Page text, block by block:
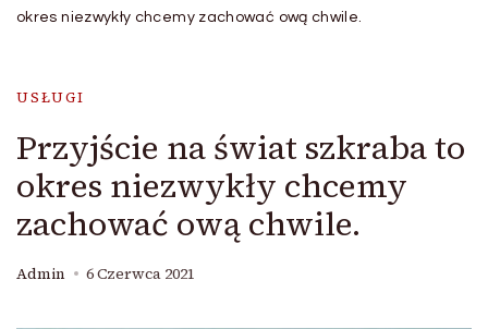
okres niezwykły chcemy zachować ową chwile.
USŁUGI
Przyjście na świat szkraba to
okres niezwykły chcemy
zachować ową chwile.
Admin 6 Czerwca 2021